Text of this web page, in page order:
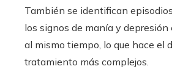
También se identifican
los signos de manía y
al mismo tiempo, lo que hace el
tratamiento más complejos.